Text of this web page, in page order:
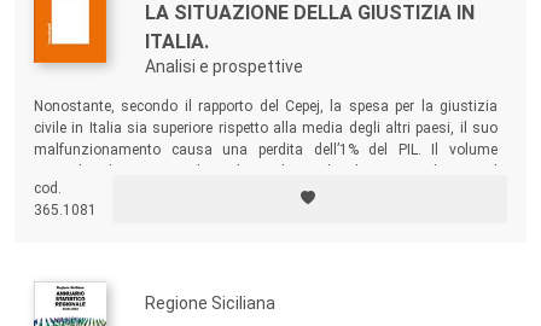
LA SITUAZIONE DELLA GIUSTIZIA IN
ITALIA.
Analisi e prospettive
Nonostante, secondo il rapporto del Cepej, la spesa per la giustizia
civile in Italia sia superiore rispetto alla media degli altri paesi, il suo
malfunzionamento causa una perdita dell’1% del PIL. Il volume
problema da diverse angolazioni, fornendo riflessioni e proposte utili
per far sì che il sistema giudiziario italiano possa diventare più
cod.
365.1081
Regione Siciliana